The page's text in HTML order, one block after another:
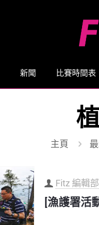
新聞 比賽時間表
主頁
Fitz 編輯部
[漁護署活